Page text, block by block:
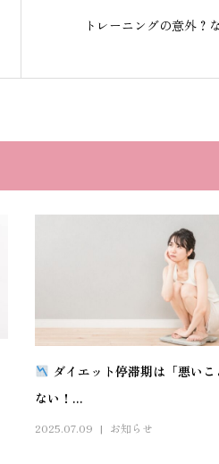
トレーニングの意外？
ダイエット停滞期は「悪いこ
ない！...
2025.07.09 お知らせ